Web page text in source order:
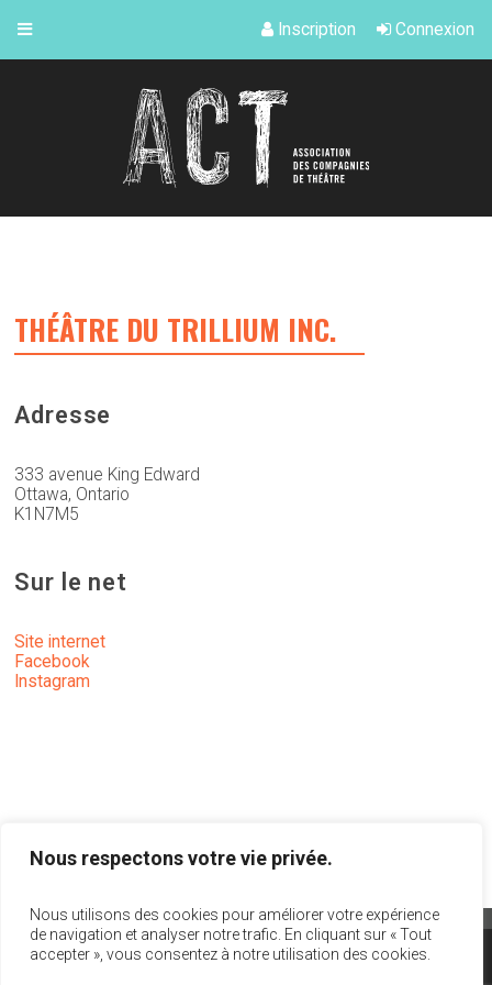
Nous respectons votre vie privée.
Nous utilisons des cookies pour améliorer votre expérience
de navigation et analyser notre trafic. En cliquant sur « Tout
accepter », vous consentez à notre utilisation des cookies.
Inscription Connexion
THÉÂTRE DU TRILLIUM INC.
Adresse
333 avenue King Edward
Ottawa, Ontario
K1N7M5
Sur le net
Site internet
Facebook
Instagram
info@act-theatre.ca|1 866 348-8960